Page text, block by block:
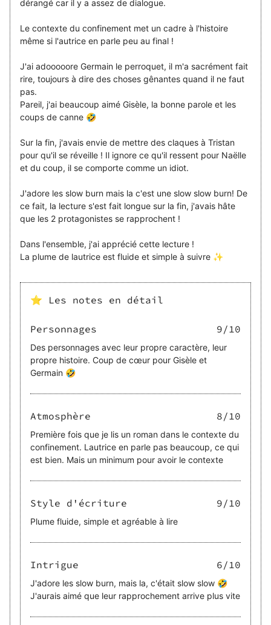
cocasses et aux cœur-à-cœur inattendus !
dérangé car il y a assez de dialogue.
Le contexte du confinement met un cadre à l'histoire
même si l'autrice en parle peu au final !
J'ai adooooore Germain le perroquet, il m'a sacrément fait
rire, toujours à dire des choses gênantes quand il ne faut
pas.
Pareil, j'ai beaucoup aimé Gisèle, la bonne parole et les
coups de canne 🤣
Sur la fin, j'avais envie de mettre des claques à Tristan
pour qu'il se réveille ! Il ignore ce qu'il ressent pour Naëlle
et du coup, il se comporte comme un idiot.
J'adore les slow burn mais la c'est une slow slow burn! De
ce fait, la lecture s'est fait longue sur la fin, j'avais hâte
que les 2 protagonistes se rapprochent !
Dans l'ensemble, j'ai apprécié cette lecture !
La plume de lautrice est fluide et simple à suivre ✨️
⭐ Les notes en détail
Personnages 9/10
Des personnages avec leur propre caractère, leur
propre histoire. Coup de cœur pour Gisèle et
Germain 🤣
Atmosphère 8/10
Première fois que je lis un roman dans le contexte du
confinement. Lautrice en parle pas beaucoup, ce qui
est bien. Mais un minimum pour avoir le contexte
Style d'écriture 9/10
Plume fluide, simple et agréable à lire
Intrigue 6/10
J'adore les slow burn, mais la, c'était slow slow 🤣
J'aurais aimé que leur rapprochement arrive plus vite